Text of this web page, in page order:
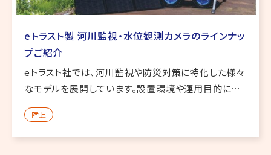
eトラスト製 河川監視・水位観測カメラのラインナッ
プご紹介
eトラスト社では、河川監視や防災対策に特化した様々
なモデルを展開しています。設置環境や運用目的に応
じて最適なシステムを選定可能です。 ■ eTA001b（エ
ッジAIカメラシステム） AIによる画像解析機能を搭載
し、水位の […]
陸上